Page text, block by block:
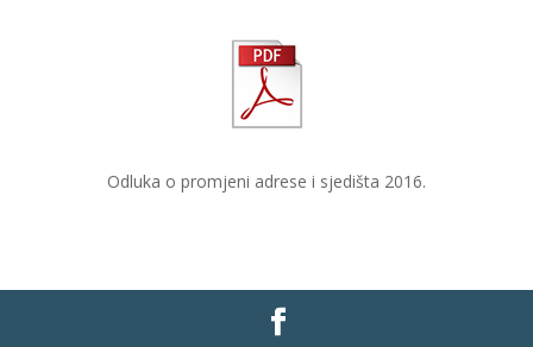
Odluka o promjeni adrese i sjedišta 2016.